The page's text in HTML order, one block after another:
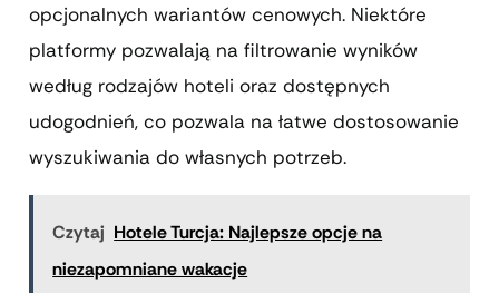
opcjonalnych wariantów cenowych. Niektóre
platformy pozwalają na filtrowanie wyników
według rodzajów hoteli oraz dostępnych
udogodnień, co pozwala na łatwe dostosowanie
wyszukiwania do własnych potrzeb.
Czytaj Hotele Turcja: Najlepsze opcje na
niezapomniane wakacje